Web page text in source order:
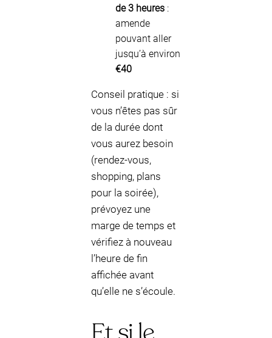
de 3 heures :
amende
pouvant aller
jusqu’à environ
€40
Conseil pratique : si
vous n’êtes pas sûr
de la durée dont
vous aurez besoin
(rendez-vous,
shopping, plans
pour la soirée),
prévoyez une
marge de temps et
vérifiez à nouveau
l’heure de fin
affichée avant
qu’elle ne s’écoule.